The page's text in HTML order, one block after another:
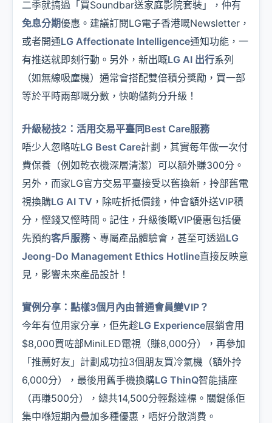
二季就搞過「買Soundbar送家庭影院套裝」，仲有
免息分期優惠。建議訂閱LG電子香港嘅Newsletter，
或者開通LG Affectionate Intelligence通知功能，一
有推送就即刻行動。另外，新出嘅LG AI 出行系列
（如無線吸塵機）通常會搭配雙倍積分獎勵，買一部
等於平時兩部嘅分數，快啲儲夠分升級！
升級秘技2：活用交易平臺同Best Care服務
唔少人忽略咗LG Best Care計劃，其實每年做一次付
費保養（例如乾衣機深層清潔）可以額外賺300分。
另外，而家LG官方交易平臺接受以舊換新，拎部舊電
視換購LG AI TV ，除咗折抵價錢，仲會額外送VIP積
分，慳錢又慳時間。記住，升級後嘅VIP優惠包括優
先預約客戶服務 、專屬產品體驗會，甚至可透過LG
Jeong-Do Management Ethics Hotline直接反映意
見，影響未來產品設計！
實例分享：點樣3個月內由普通會員變VIP？
今年有位用家分享，佢先趁LG Experience展銷會用
$8,000買咗部MiniLED電視（賺8,000分），再參加
「推薦好友」計劃成功拉3個朋友買冷氣機（額外拎
6,000分），最後用舊手機換購LG ThinQ智能插座
（再賺500分），總共14,500分輕鬆達標。關鍵係佢
集中喺短期內疊加多種優惠，唔好分散消費。